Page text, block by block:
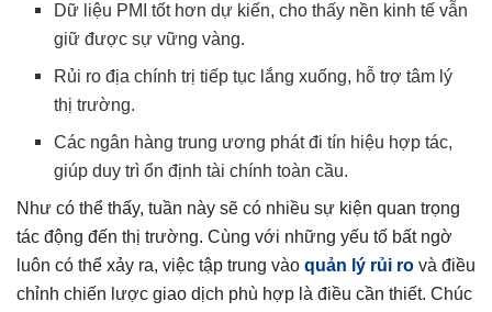
Dữ liệu PMI tốt hơn dự kiến, cho thấy nền kinh tế vẫn
giữ được sự vững vàng.
Rủi ro địa chính trị tiếp tục lắng xuống, hỗ trợ tâm lý
thị trường.
Các ngân hàng trung ương phát đi tín hiệu hợp tác,
giúp duy trì ổn định tài chính toàn cầu.
Như có thể thấy, tuần này sẽ có nhiều sự kiện quan trọng
tác động đến thị trường. Cùng với những yếu tố bất ngờ
luôn có thể xảy ra, việc tập trung vào quản lý rủi ro và điều
chỉnh chiến lược giao dịch phù hợp là điều cần thiết. Chúc